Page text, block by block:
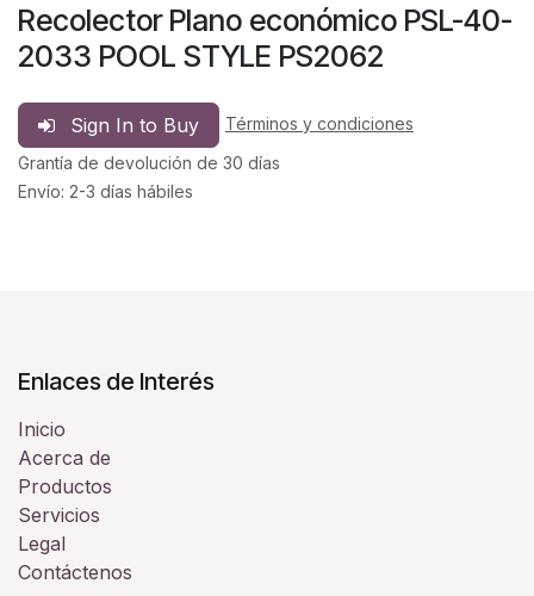
Recolector Plano económico PSL-40-
2033 POOL STYLE PS2062
Sign In to Buy
Términos y condiciones
Grantía de devolución de 30 días
Envío: 2-3 días hábiles
Enlaces de Interés
Inicio
Acerca de
Productos
Servicios
Legal
Contáctenos